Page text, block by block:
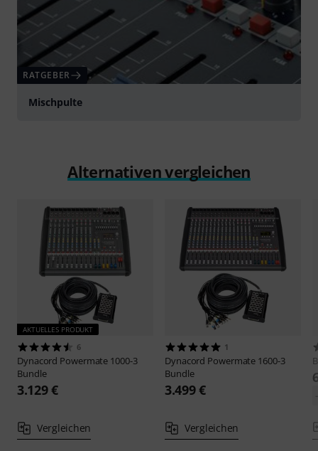
RATGEBER
Mischpulte
Alternativen vergleichen
AKTUELLES PRODUKT
6
Dynacord Powermate 1000-3
Bundle
3.129 €
Vergleichen
1
Dynacord Powermate 1600-3
Bundle
3.499 €
Vergleichen